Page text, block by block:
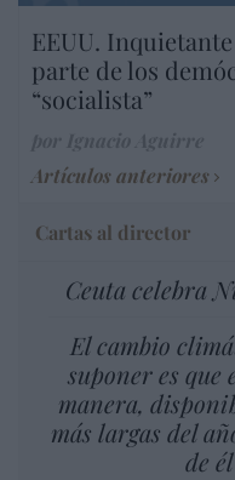
EEUU.
parte de los
“socialista”
Artículos anteriores
Cartas al director
Ceuta celebra
El cambio
suponer es que
manera,
más largas del
de